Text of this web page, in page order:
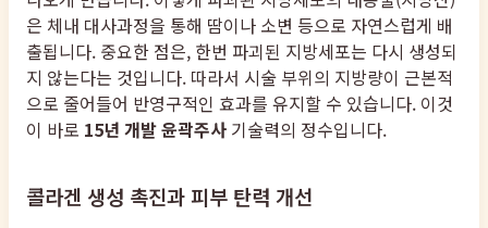
은 체내 대사과정을 통해 땀이나 소변 등으로 자연스럽게 배
출됩니다. 중요한 점은, 한번 파괴된 지방세포는 다시 생성되
지 않는다는 것입니다. 따라서 시술 부위의 지방량이 근본적
으로 줄어들어 반영구적인 효과를 유지할 수 있습니다. 이것
이 바로 15년 개발 윤곽주사 기술력의 정수입니다.
콜라겐 생성 촉진과 피부 탄력 개선